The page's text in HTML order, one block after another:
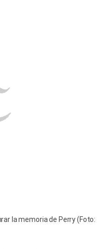
la memoria de Perry (Foto: